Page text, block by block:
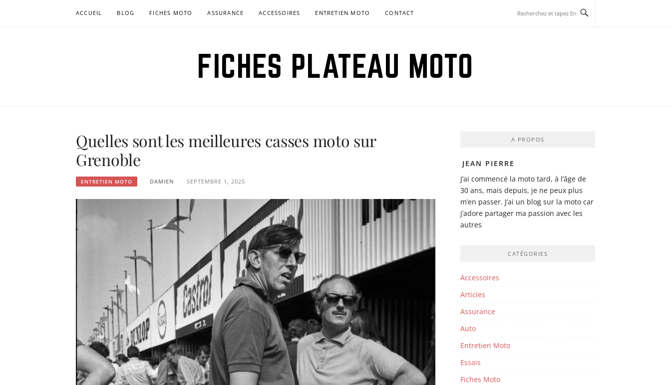
ACCUEIL BLOG FICHES MOTO ASSURANCE ACCESSOIRES ENTRETIEN MOTO CONTACT
FICHES PLATEAU MOTO
Quelles sont les meilleures casses moto sur
Grenoble
ENTRETIEN MOTO DAMIEN SEPTEMBRE 1, 2025
A PROPOS
JEAN PIERRE
J’ai commencé la moto tard, à l’âge de
30 ans, mais depuis, je ne peux plus
m’en passer. J’ai un blog sur la moto car
j’adore partager ma passion avec les
autres
CATÉGORIES
Accessoires
Articles
Assurance
Auto
Entretien Moto
Essais
Fiches Moto